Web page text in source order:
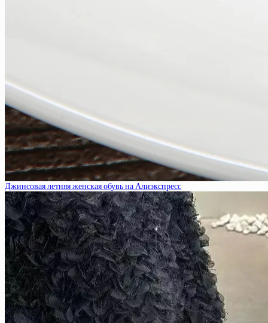
Джинсовая летняя женская обувь на Алиэкспресс